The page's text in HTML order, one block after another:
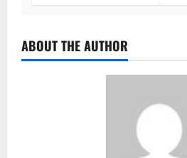
ABOUT THE AUTHOR